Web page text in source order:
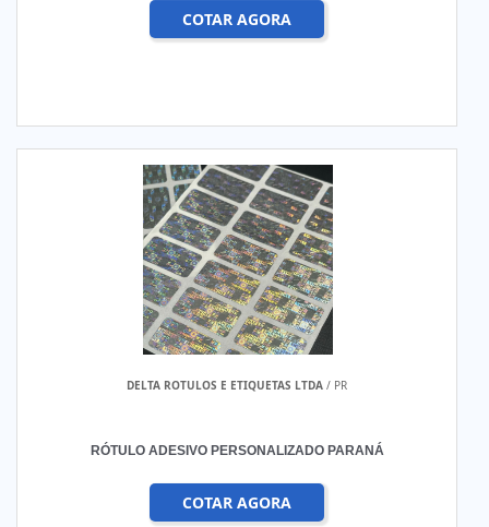
COTAR AGORA
DELTA ROTULOS E ETIQUETAS LTDA / PR
RÓTULO ADESIVO PERSONALIZADO PARANÁ
COTAR AGORA